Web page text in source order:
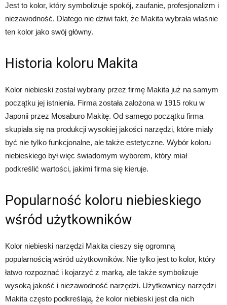
Jest to kolor, który symbolizuje spokój, zaufanie, profesjonalizm i
niezawodność. Dlatego nie dziwi fakt, że Makita wybrała właśnie
ten kolor jako swój główny.
Historia koloru Makita
Kolor niebieski został wybrany przez firmę Makita już na samym
początku jej istnienia. Firma została założona w 1915 roku w
Japonii przez Mosaburo Makitę. Od samego początku firma
skupiała się na produkcji wysokiej jakości narzędzi, które miały
być nie tylko funkcjonalne, ale także estetyczne. Wybór koloru
niebieskiego był więc świadomym wyborem, który miał
podkreślić wartości, jakimi firma się kieruje.
Popularność koloru niebieskiego
wśród użytkowników
Kolor niebieski narzędzi Makita cieszy się ogromną
popularnością wśród użytkowników. Nie tylko jest to kolor, który
łatwo rozpoznać i kojarzyć z marką, ale także symbolizuje
wysoką jakość i niezawodność narzędzi. Użytkownicy narzędzi
Makita często podkreślają, że kolor niebieski jest dla nich